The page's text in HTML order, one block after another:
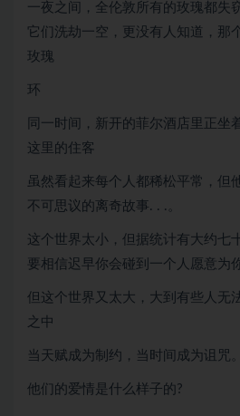
一夜之间，全伦敦所有的玫瑰都失
它们洗劫一空，更没有人知道，那
玫瑰
环
同一时间，新开的菲尔酒店里正坐
这里的住客
虽然看起来每个人都稀松平常，但
不可思议的离奇故事. . .。
这个世界太小，但据统计有大约七
要相信迟早你会碰到一个人愿意为
但这个世界又太大，大到有些人无
之中
当天赋成为制约，当时间成为诅咒。
他们的爱情是什么样子的?